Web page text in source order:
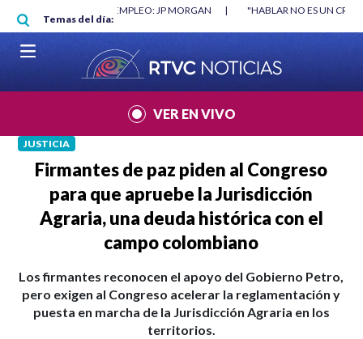
Pasar al contenido principal
Temas del día:
"HABLAR NO ES UN CRIMEN": CARTA DE BETO CORAL |
VER EN VIVO
JUSTICIA
Firmantes de paz piden al Congreso
para que apruebe la Jurisdicción
Agraria, una deuda histórica con el
campo colombiano
Los firmantes reconocen el apoyo del Gobierno Petro,
pero exigen al Congreso acelerar la reglamentación y
puesta en marcha de la Jurisdicción Agraria en los
territorios.